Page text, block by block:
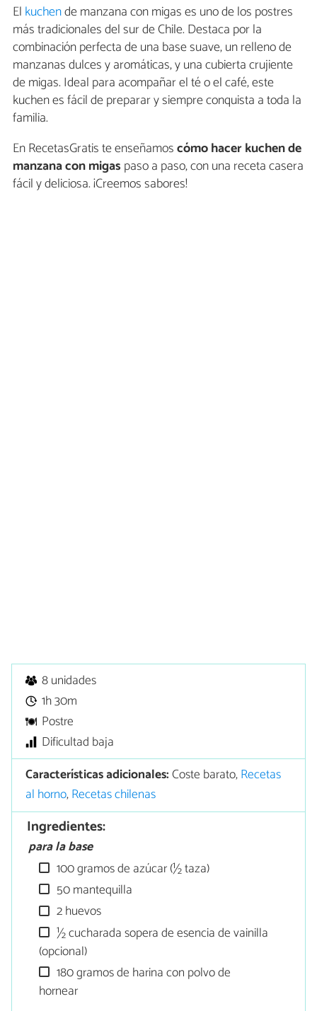
El kuchende manzana con migas es uno de los postres
más tradicionales del sur de Chile. Destaca por la
combinación perfecta de una base suave, un relleno de
manzanas dulces y aromáticas, y una cubierta crujiente
de migas. Ideal para acompañar el té o el café, este
kuchen es fácil de preparar y siempre conquista a toda la
familia.
En RecetasGratis te enseñamoscómo hacer kuchen de
manzana con migas paso a paso, con una receta casera
fácil y deliciosa. ¡Creemos sabores!
8 unidades
1h 30m
Postre
Dificultad baja
Características adicionales:Coste barato,Recetas
al horno,Recetas chilenas
Ingredientes:
para la base
100 gramos de azúcar (½ taza)
50 mantequilla
2 huevos
½ cucharada sopera de esencia de vainilla
(opcional)
180 gramos de harina con polvo de
hornear